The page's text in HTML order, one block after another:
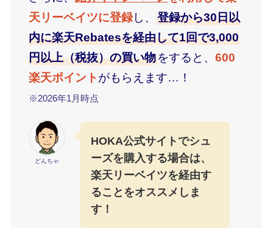
天リーベイツに登録し、登録から30日以
内に楽天Rebatesを経由して1回で3,000
円以上（税抜）の買い物をすると、600
楽天ポイントがもらえます…！
※2026年1月時点
どんちゃ
HOKA公式サイトでシュ
ーズを購入する場合は、
楽天リーベイツを経由す
ることをオススメしま
す！